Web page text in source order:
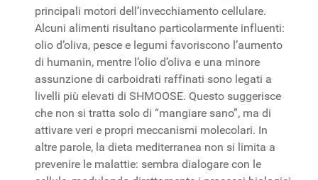
principali motori dell’invecchiamento cellulare.
Alcuni alimenti risultano particolarmente influenti:
olio d’oliva, pesce e legumi favoriscono l’aumento
di humanin, mentre l’olio d’oliva e una minore
assunzione di carboidrati raffinati sono legati a
livelli più elevati di SHMOOSE. Questo suggerisce
che non si tratta solo di “mangiare sano”, ma di
attivare veri e propri meccanismi molecolari. In
altre parole, la dieta mediterranea non si limita a
prevenire le malattie: sembra dialogare con le